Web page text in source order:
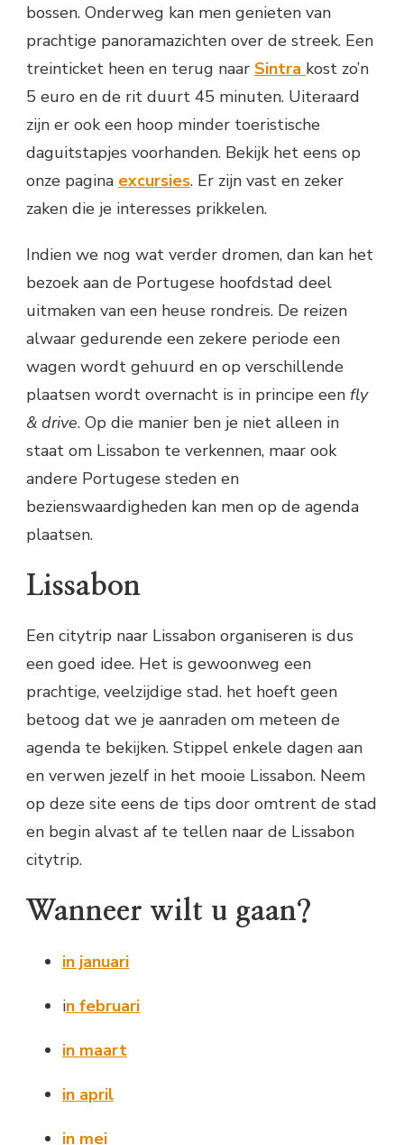
bossen. Onderweg kan men genieten van
prachtige panoramazichten over de streek. Een
treinticket heen en terug naar Sintra kost zo’n
5 euro en de rit duurt 45 minuten. Uiteraard
zijn er ook een hoop minder toeristische
daguitstapjes voorhanden. Bekijk het eens op
onze pagina excursies. Er zijn vast en zeker
zaken die je interesses prikkelen.
Indien we nog wat verder dromen, dan kan het
bezoek aan de Portugese hoofdstad deel
uitmaken van een heuse rondreis. De reizen
alwaar gedurende een zekere periode een
wagen wordt gehuurd en op verschillende
plaatsen wordt overnacht is in principe een fly
& drive. Op die manier ben je niet alleen in
staat om Lissabon te verkennen, maar ook
andere Portugese steden en
bezienswaardigheden kan men op de agenda
plaatsen.
Lissabon
Een citytrip naar Lissabon organiseren is dus
een goed idee. Het is gewoonweg een
prachtige, veelzijdige stad. het hoeft geen
betoog dat we je aanraden om meteen de
agenda te bekijken. Stippel enkele dagen aan
en verwen jezelf in het mooie Lissabon. Neem
op deze site eens de tips door omtrent de stad
en begin alvast af te tellen naar de Lissabon
citytrip.
Wanneer wilt u gaan?
in januari
in februari
in maart
in april
in mei